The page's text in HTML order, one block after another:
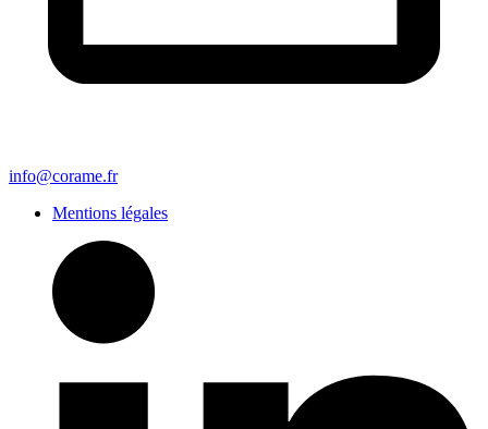
info@corame.fr
Mentions légales